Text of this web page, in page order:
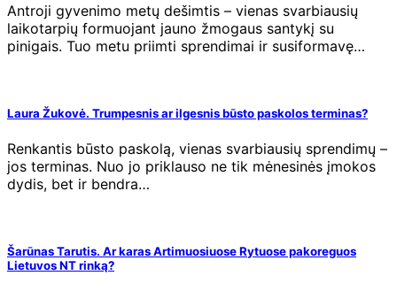
Antroji gyvenimo metų dešimtis – vienas svarbiausių
laikotarpių formuojant jauno žmogaus santykį su
pinigais. Tuo metu priimti sprendimai ir susiformavę…
Laura Žukovė. Trumpesnis ar ilgesnis būsto paskolos terminas?
Renkantis būsto paskolą, vienas svarbiausių sprendimų –
jos terminas. Nuo jo priklauso ne tik mėnesinės įmokos
dydis, bet ir bendra…
Šarūnas Tarutis. Ar karas Artimuosiuose Rytuose pakoreguos
Lietuvos NT rinką?